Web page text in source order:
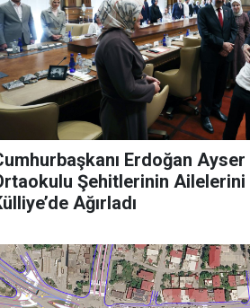
Erdoğan Ayser
Şehitlerinin Ailelerini
Ağırladı